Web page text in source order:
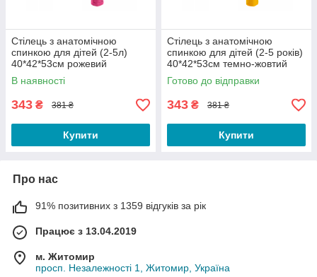
Стілець з анатомічною
спинкою для дітей (2-5л)
40*42*53см рожевий
В наявності
343 ₴ 381 ₴
Купити
Стілець з анатомічною
спинкою для дітей (2-5 років)
40*42*53см темно-жовтий
Готово до відправки
343 ₴ 381 ₴
Купити
Про нас
91% позитивних з 1359 відгуків за рік
Працює з 13.04.2019
м. Житомир
просп. Незалежності 1, Житомир, Україна